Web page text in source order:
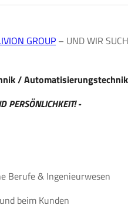
GROUP – UND WIR
/ Automatisierungstechnik
PERSÖNLICHKEIT! -
Berufe & Ingenieurwesen
beim Kunden